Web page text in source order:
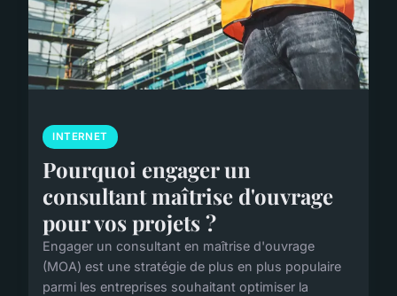
INTERNET
Pourquoi engager un
consultant maîtrise d'ouvrage
pour vos projets ?
Engager un consultant en maîtrise d'ouvrage
(MOA) est une stratégie de plus en plus populaire
parmi les entreprises souhaitant optimiser la